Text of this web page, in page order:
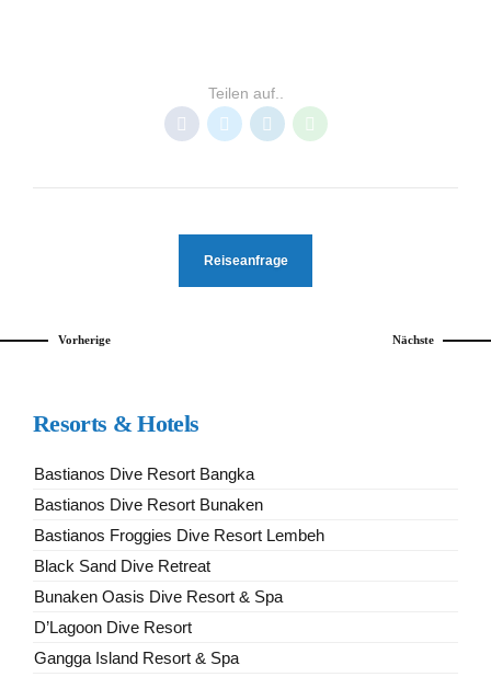
Teilen auf..
Reiseanfrage
Vorherige Nächste
Resorts & Hotels
Bastianos Dive Resort Bangka
Bastianos Dive Resort Bunaken
Bastianos Froggies Dive Resort Lembeh
Black Sand Dive Retreat
Bunaken Oasis Dive Resort & Spa
D’Lagoon Dive Resort
Gangga Island Resort & Spa